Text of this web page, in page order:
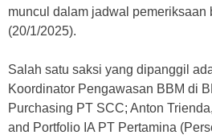
muncul dalam jadwal
(20/1/2025).
Salah satu saksi yang dipanggil
Koordinator Pengawasan BBM di
Purchasing PT SCC; Anton
and Portfolio IA PT Pertamina